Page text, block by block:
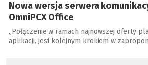
Nowa wersja serwera
OmniPCX Office
„Połączenie w ramach najnowszej oferty
aplikacji, jest kolejnym krokiem w